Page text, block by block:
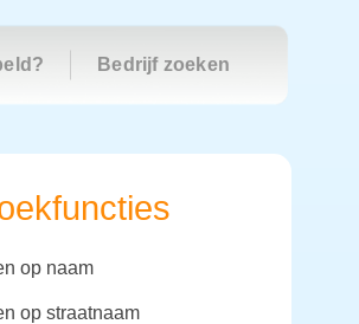
Bedrijf zoeken
op naam
op straatnaam